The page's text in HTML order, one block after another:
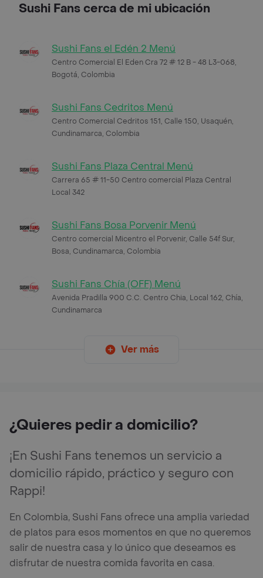
Sushi Fans cerca de mi ubicación
Sushi Fans el Edén 2 Menú
Centro Comercial El Eden Cra 72 # 12 B - 48 L3-068,
Bogotá, Colombia
Sushi Fans Cedritos Menú
Centro Comercial Cedritos 151, Calle 150, Usaquén,
Cundinamarca, Colombia
Sushi Fans Plaza Central Menú
Carrera 65 # 11-50 Centro comercial Plaza Central
Local 342
Sushi Fans Bosa Porvenir Menú
Centro comercial Micentro el Porvenir, Calle 54f Sur,
Bosa, Cundinamarca, Colombia
Sushi Fans Chía (OFF) Menú
Avenida Pradilla 900 C.C. Centro Chia, Local 162, Chía,
Cundinamarca
Ver más
¿Quieres pedir a domicilio?
¡En Sushi Fans tenemos un servicio a
domicilio rápido, práctico y seguro con
Rappi!
En Colombia, Sushi Fans ofrece una amplia variedad
de platos para esos momentos en que no queremos
salir de nuestra casa y lo único que deseamos es
disfrutar de nuestra comida favorita en casa.